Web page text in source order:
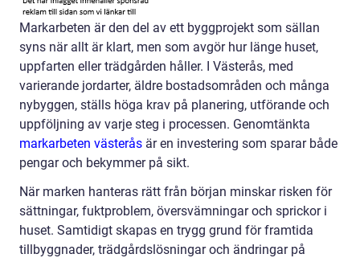
Markarbeten är den del av ett byggprojekt som sällan
syns när allt är klart, men som avgör hur länge huset,
uppfarten eller trädgården håller. I Västerås, med
varierande jordarter, äldre bostadsområden och många
nybyggen, ställs höga krav på planering, utförande och
uppföljning av varje steg i processen. Genomtänkta
markarbeten västerås är en investering som sparar både
pengar och bekymmer på sikt.
När marken hanteras rätt från början minskar risken för
sättningar, fuktproblem, översvämningar och sprickor i
huset. Samtidigt skapas en trygg grund för framtida
tillbyggnader, trädgårdslösningar och ändringar på